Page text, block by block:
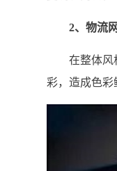
2、物流网
在整体风格
彩，造成色彩